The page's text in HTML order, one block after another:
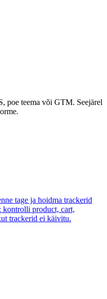
poe teema või GTM. Seejärel
tage ja hoidma trackerid
kontrolli product, cart,
trackerid ei käivitu.